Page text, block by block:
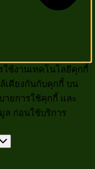
ใช้งานเทคโนโลยีคุกกี้
เคียงกันกับคุกกี้ บน
ายการใช้คุกกี้ และ
ล ก่อนใช้บริการ